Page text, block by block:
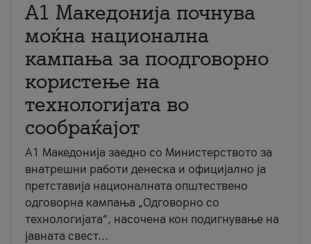
A1 Македонија почнува
моќна национална
кампања за поодговорно
користење на
технологијата во
сообраќајот
A1 Македонија заедно со Министерството за
внатрешни работи денеска и официјално ја
претставија националната општествено
одговорна кампања „Одговорно со
технологијата“, насочена кон подигнување на
јавната свест...